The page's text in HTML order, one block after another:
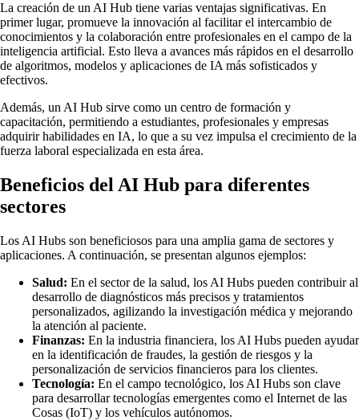
La creación de un AI Hub tiene varias ventajas significativas. En
primer lugar, promueve la innovación al facilitar el intercambio de
conocimientos y la colaboración entre profesionales en el campo de la
inteligencia artificial. Esto lleva a avances más rápidos en el desarrollo
de algoritmos, modelos y aplicaciones de IA más sofisticados y
efectivos.
Además, un AI Hub sirve como un centro de formación y
capacitación, permitiendo a estudiantes, profesionales y empresas
adquirir habilidades en IA, lo que a su vez impulsa el crecimiento de la
fuerza laboral especializada en esta área.
Beneficios del AI Hub para diferentes
sectores
Los AI Hubs son beneficiosos para una amplia gama de sectores y
aplicaciones. A continuación, se presentan algunos ejemplos:
Salud: En el sector de la salud, los AI Hubs pueden contribuir al
desarrollo de diagnósticos más precisos y tratamientos
personalizados, agilizando la investigación médica y mejorando
la atención al paciente.
Finanzas: En la industria financiera, los AI Hubs pueden ayudar
en la identificación de fraudes, la gestión de riesgos y la
personalización de servicios financieros para los clientes.
Tecnología: En el campo tecnológico, los AI Hubs son clave
para desarrollar tecnologías emergentes como el Internet de las
Cosas (IoT) y los vehículos autónomos.